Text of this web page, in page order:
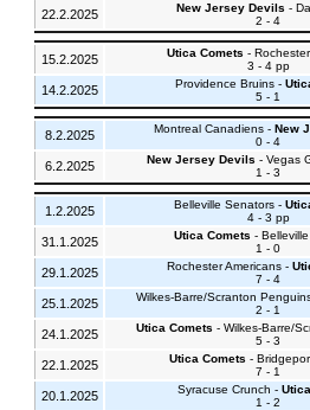
22.2.2025 New Jersey Devils -
2 - 4
15.2.2025 Utica Comets -
3 - 4 pp
14.2.2025 Providence Bruins -
5 - 1
8.2.2025 Montreal Canadiens - New
0 - 4
6.2.2025 New Jersey Devils - Vegas
1 - 3
1.2.2025 Belleville Senators -
4 - 3 pp
31.1.2025 Utica Comets -
1 - 0
29.1.2025 Rochester Americans -
7 - 4
25.1.2025
Wilkes-Barre/Scranton
2 - 1
24.1.2025 Utica Comets - Wilkes-Barre/
5 - 3
22.1.2025 Utica Comets -
7 - 1
20.1.2025 Syracuse Crunch -
1 - 2